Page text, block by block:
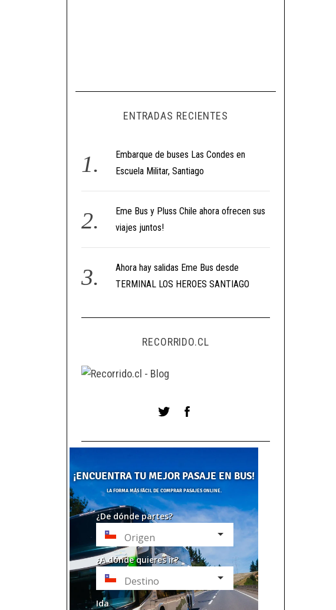
ENTRADAS RECIENTES
Embarque de buses Las Condes en
Escuela Militar, Santiago
Eme Bus y Pluss Chile ahora ofrecen sus
viajes juntos!
Ahora hay salidas Eme Bus desde
TERMINAL LOS HEROES SANTIAGO
RECORRIDO.CL